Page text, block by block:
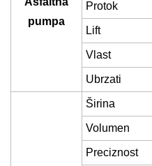
pumpa
Protok
Lift
Vlast
Ubrzati
Širina
Volumen
Preciznost